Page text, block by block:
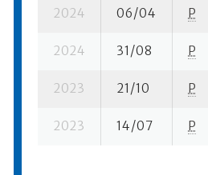
2024 06/04 P
2024 31/08 P
2023 21/10 P
2023 14/07 P